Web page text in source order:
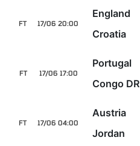
17/06 20:00
FT
England
Croatia
17/06 17:00
FT
Portugal
Congo DR
17/06 04:00
FT
Austria
Jordan